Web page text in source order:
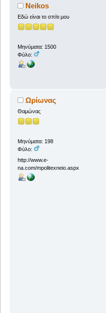
Neikos
Εδώ είναι το σπίτι μου
Μηνύματα: 1500
Φύλο:
Ωρίωνας
Θαμώνας
Μηνύματα: 198
Φύλο:
http://www.e-
na.com/mpolitexneio.aspx